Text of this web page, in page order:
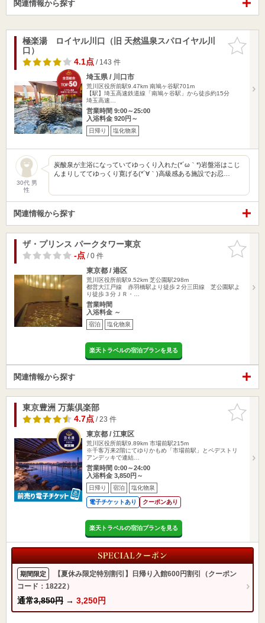
関連情報から探す
お気に入
りに追加
極楽湯 ロイヤル川口（旧 天然温泉スパロイヤル川
口）
4.1点/ 143 件
埼玉県 / 川口市
荒川区役所前駅9.47km 南鳩ヶ谷駅701m
【駅】埼玉高速鉄道線「南鳩ヶ谷駅」から徒歩約15分
埼玉高速…
営業時間 9:00～25:00
入浴料金 920円～
日帰り 塩化物泉
30代 男
性
炭酸泉が主浴になっていてゆっくり入れた(*´ω｀*)岩盤浴はこじ
んまりしててゆっくり寛げる(*´∀｀)高級感ある施設でお忍…
関連情報から探す
お気に入
りに追加
ザ・プリンス パークタワー東京
-点/ 0 件
東京都 / 港区
荒川区役所前駅9.52km 芝公園駅298m
都営大江戸線 赤羽橋駅より徒歩２分三田線 芝公園駅よ
り徒歩３分ＪＲ・…
営業時間
入浴料金 ～
宿泊 塩化物泉
楽天トラベルの宿泊プランを見る
関連情報から探す
お気に入
りに追加
東京豊洲 万葉倶楽部
4.7点/ 23 件
東京都 / 江東区
荒川区役所前駅9.89km 市場前駅215m
※千客万来2階にてゆりかもめ「市場前駅」とペデストリ
アンデッキで連結…
営業時間 0:00～24:00
入浴料金 3,850円～
日帰り 宿泊 塩化物泉
電子チケットあり クーポンあり
楽天トラベルの宿泊プランを見る
期間限定
【夏休み限定特別割引】日帰り入館600円割引（クーポン
コード：18222）
通常3,850円 → 3,250円